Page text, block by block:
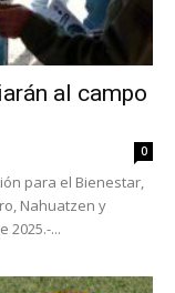
al campo
0
para el Bienestar,
Nahuatzen y
2025.-...